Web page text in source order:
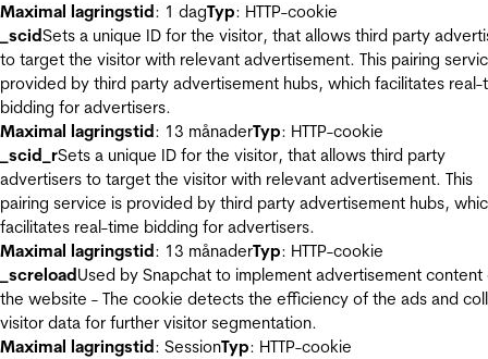
Maximal lagringstid: 1 dagTyp: HTTP-cookie
_scidSets a unique ID for the visitor, that allows third party
to target the visitor with relevant advertisement. This pairing
provided by third party advertisement hubs, which facilitates real-
bidding for advertisers.
Maximal lagringstid: 13 månaderTyp: HTTP-cookie
_scid_rSets a unique ID for the visitor, that allows third party
advertisers to target the visitor with relevant advertisement. This
pairing service is provided by third party advertisement hubs,
facilitates real-time bidding for advertisers.
Maximal lagringstid: 13 månaderTyp: HTTP-cookie
_screloadUsed by Snapchat to implement advertisement content
the website - The cookie detects the efficiency of the ads and
visitor data for further visitor segmentation.
Maximal lagringstid: SessionTyp: HTTP-cookie